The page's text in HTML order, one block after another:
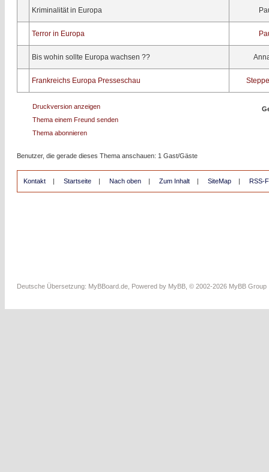
Kriminalität in Europa
Terror in Europa
Bis wohin sollte Europa wachsen ??
Frankreichs Europa Presseschau
Druckversion anzeigen
Thema einem Freund senden
Thema abonnieren
Benutzer, die gerade dieses Thema anschauen: 1 Gast/Gäste
Kontakt | Startseite | Nach oben | Zum Inhalt | SiteMap | RSS-
Deutsche Übersetzung: MyBBoard.de , Powered by MyBB , © 2002-2026 MyBB Group